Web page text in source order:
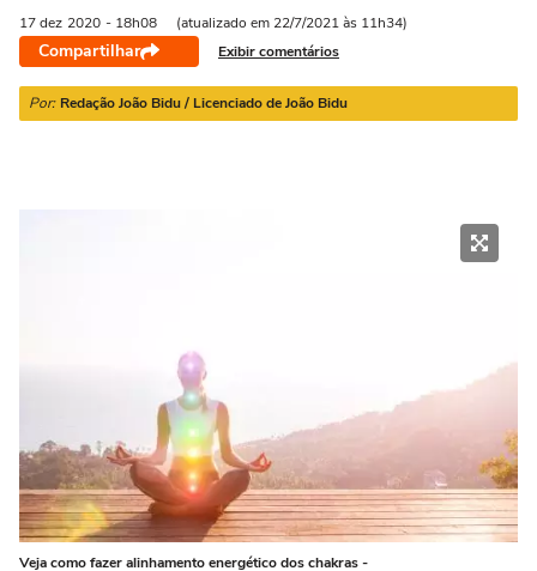
17 dez 2020 - 18h08 (atualizado em 22/7/2021 às 11h34)
Compartilhar Exibir comentários
Por: Redação João Bidu / Licenciado de João Bidu
Veja como fazer alinhamento energético dos chakras -